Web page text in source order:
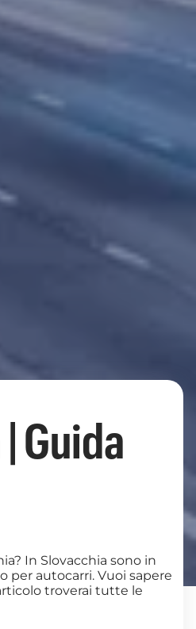
Guida
In Slovacchia sono in
autocarri. Vuoi sapere
troverai tutte le